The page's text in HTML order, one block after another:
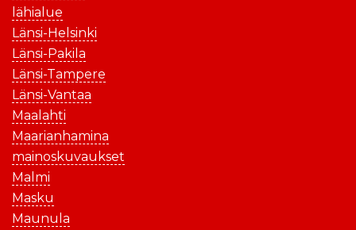
lähialue
Länsi-Helsinki
Länsi-Pakila
Länsi-Tampere
Länsi-Vantaa
Maalahti
Maarianhamina
mainoskuvaukset
Malmi
Masku
Maunula